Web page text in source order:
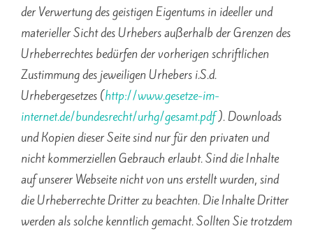
der Verwertung des geistigen Eigentums in ideeller und
materieller Sicht des Urhebers außerhalb der Grenzen des
Urheberrechtes bedürfen der vorherigen schriftlichen
Zustimmung des jeweiligen Urhebers i.S.d.
Urhebergesetzes (http://www.gesetze-im-
internet.de/bundesrecht/urhg/gesamt.pdf). Downloads
und Kopien dieser Seite sind nur für den privaten und
nicht kommerziellen Gebrauch erlaubt. Sind die Inhalte
auf unserer Webseite nicht von uns erstellt wurden, sind
die Urheberrechte Dritter zu beachten. Die Inhalte Dritter
werden als solche kenntlich gemacht. Sollten Sie trotzdem